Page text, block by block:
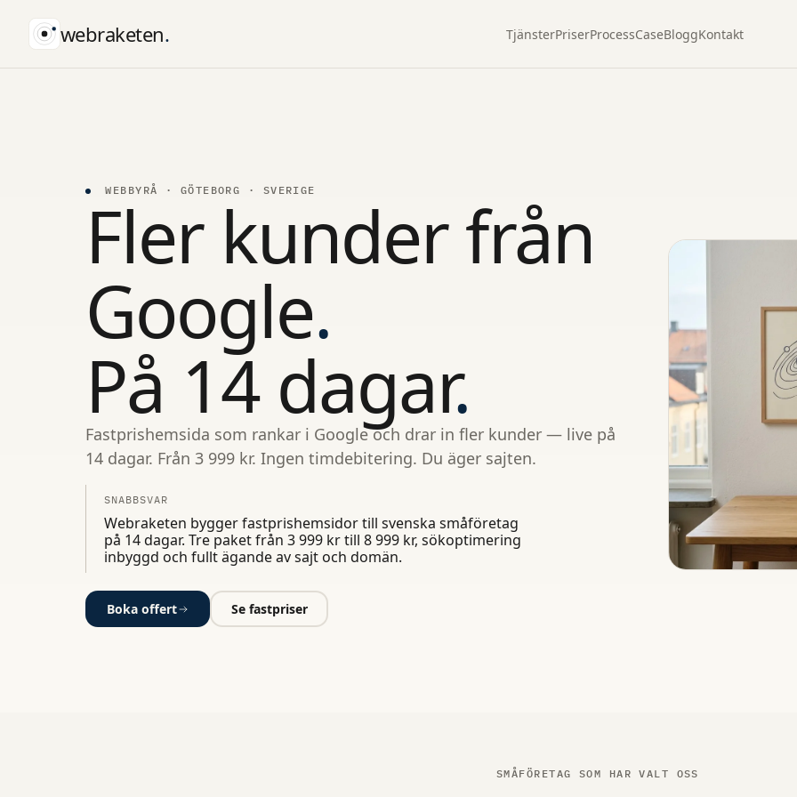
webraketen. TjänsterPriserProcessCaseBloggKontakt
WEBBYRÅ · GÖTEBORG · SVERIGE
Fler kunder från
Google.
På 14 dagar.
Fastprishemsida som rankar i Google och drar in fler kunder — live på
14 dagar. Från 3 999 kr. Ingen timdebitering. Du äger sajten.
SNABBSVAR
Webraketen bygger fastprishemsidor till svenska småföretag
på 14 dagar. Tre paket från 3 999 kr till 8 999 kr, sökoptimering
inbyggd och fullt ägande av sajt och domän.
Boka offert Se fastpriser
SMÅFÖRETAG SOM HAR VALT OSS